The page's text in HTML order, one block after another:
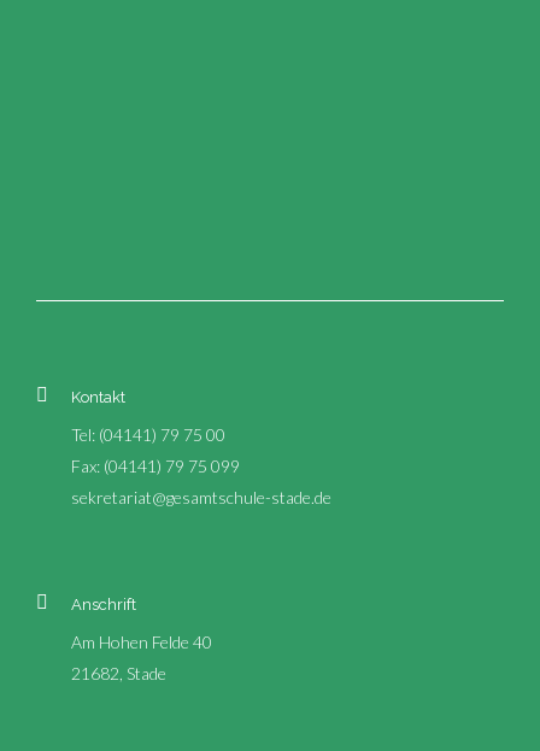
Kontakt
Tel: (04141) 79 75 00
Fax: (04141) 79 75 099
sekretariat@gesamtschule-stade.de
Anschrift
Am Hohen Felde 40
21682, Stade